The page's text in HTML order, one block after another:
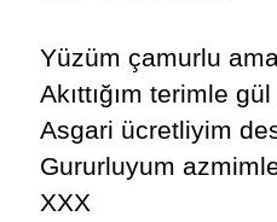
Yüzüm çamurlu
Akıttığım terimle
Asgari ücretliyim
Gururluyum
XXX